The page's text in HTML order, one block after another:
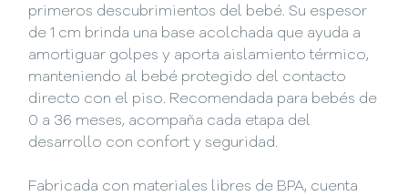
primeros descubrimientos del bebé. Su espesor
de 1 cm brinda una base acolchada que ayuda a
amortiguar golpes y aporta aislamiento térmico,
manteniendo al bebé protegido del contacto
directo con el piso. Recomendada para bebés de
0 a 36 meses, acompaña cada etapa del
desarrollo con confort y seguridad.
Fabricada con materiales libres de BPA, cuenta